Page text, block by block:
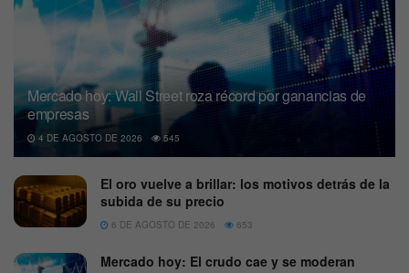
Mercado hoy: Wall Street roza récord por ganancias de
empresas
4 DE AGOSTO DE 2026 545
El oro vuelve a brillar: los motivos detrás de la
subida de su precio
6 DE AGOSTO DE 2026 653
Mercado hoy: El crudo cae y se moderan